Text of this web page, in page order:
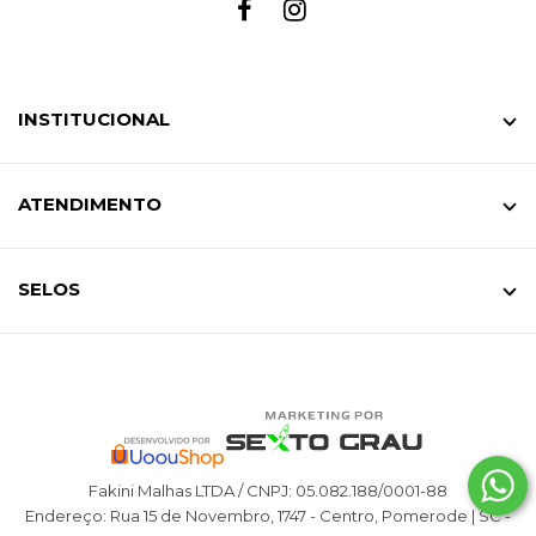
INSTITUCIONAL
ATENDIMENTO
SELOS
Fakini Malhas LTDA / CNPJ: 05.082.188/0001-88
Endereço: Rua 15 de Novembro, 1747 - Centro, Pomerode | SC -